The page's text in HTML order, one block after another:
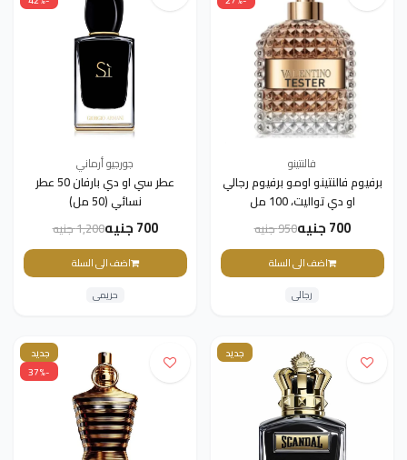
فالنتينو
برفيوم فالنتينو اومو برفيوم رجالي
او دي تواليت، 100 مل
700 جنيه 950 جنيه
اضف الى السلة
رجالى
جورجيو أرماني
عطر سي او ​​دي بارفان 50 عطر
نسائي (50 مل)
700 جنيه 1,200 جنيه
اضف الى السلة
حريمى
جديد
جديد
-37%